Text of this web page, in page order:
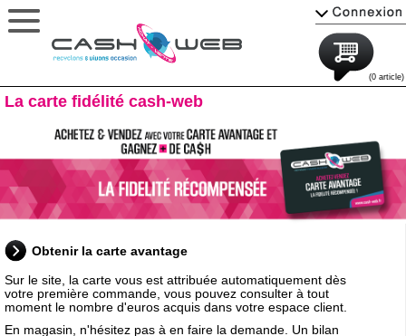
(0 article)
La carte fidélité cash-web
Obtenir la carte avantage
Sur le site, la carte vous est attribuée automatiquement dès
votre première commande, vous pouvez consulter à tout
moment le nombre d'euros acquis dans votre espace client.
En magasin, n'hésitez pas à en faire la demande. Un bilan